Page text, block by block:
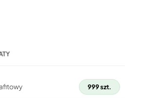
999 szt.